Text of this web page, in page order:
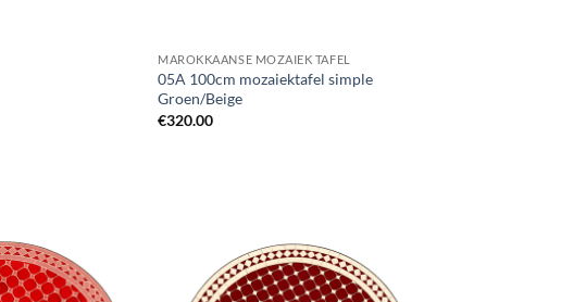
MAROKKAANSE MOZAIEK TAFEL
05A 100cm mozaiektafel simple
Groen/Beige
€320.00